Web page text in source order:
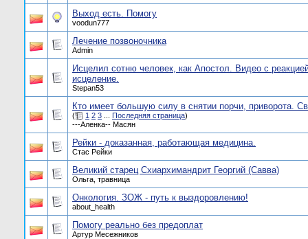
Выход есть. Помогу
voodun777
Лечение позвоночника
Admin
Исцелил сотню человек, как Апостол. Видео с
исцеление.
Stepan53
Кто имеет большую силу в снятии порчи, приворота.
( 1 2 3 Последняя страница)
---Аленка-- Масян
Рейки - доказанная, работающая медицина.
Стас Рейки
Великий старец Схиархимандрит Георгий (Савва)
Ольга, травница
Онкология. ЗОЖ - путь к выздоровлению!
about_health
Помогу реально без предоплат
Артур Месежников